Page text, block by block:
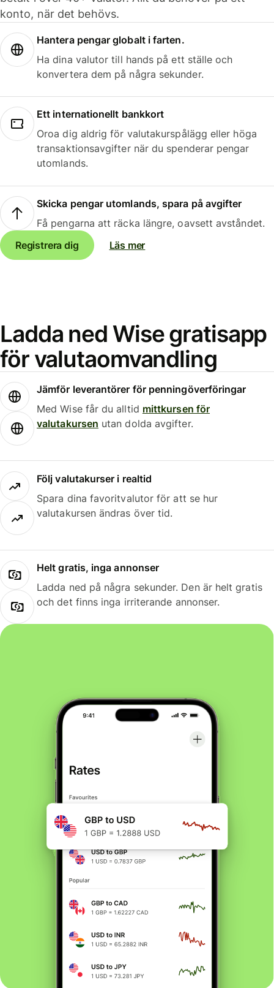
konto, när det behövs.
Hantera pengar globalt i farten.
Ha dina valutor till hands på ett ställe och
konvertera dem på några sekunder.
Ett internationellt bankkort
Oroa dig aldrig för valutakurspålägg eller höga
transaktionsavgifter när du spenderar pengar
utomlands.
Skicka pengar utomlands, spara på avgifter
Få pengarna att räcka längre, oavsett avståndet.
Registrera dig
Läs mer
Ladda ned Wise gratisapp
för valutaomvandling
Jämför leverantörer för penningöverföringar
Med Wise får du alltid mittkursen för
valutakursen utan dolda avgifter.
Följ valutakurser i realtid
Spara dina favoritvalutor för att se hur
valutakursen ändras över tid.
Helt gratis, inga annonser
Ladda ned på några sekunder. Den är helt gratis
och det finns inga irriterande annonser.